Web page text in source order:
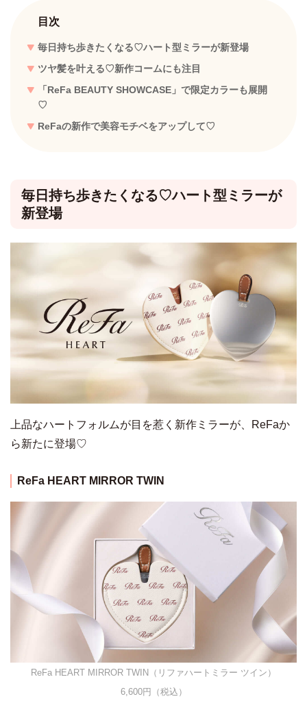
目次
毎日持ち歩きたくなる♡ハート型ミラーが新登場
ツヤ髪を叶える♡新作コームにも注目
「ReFa BEAUTY SHOWCASE」で限定カラーも展開
♡
ReFaの新作で美容モチベをアップして♡
毎日持ち歩きたくなる♡ハート型ミラーが
新登場
上品なハートフォルムが目を惹く新作ミラーが、ReFaか
ら新たに登場♡
ReFa HEART MIRROR TWIN
ReFa HEART MIRROR TWIN（リファハートミラー ツイン）
6,600円（税込）